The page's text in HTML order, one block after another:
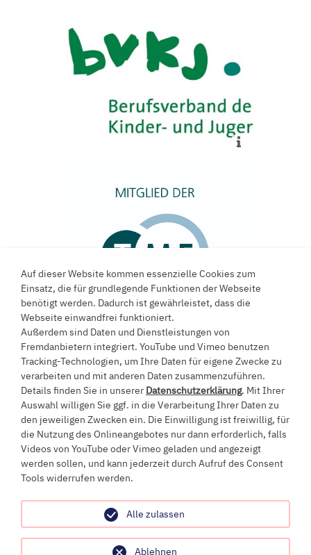
Der Inhalt der App wird evaluiert
durch den klinischen Beirat des
BVKJ e.V.
mehr
Dachverband TMF e.V.
mehr
Ein Projekt an der
Universität Witten/Herdecke
Alfred-Herrhausen-Straße 50
58448 Witten
+49 (0)2302 / 926-0
Impressum
Auf dieser Website kommen essenzielle Cookies zum
Einsatz, die für grundlegende Funktionen der Webseite
benötigt werden. Dadurch ist gewährleistet, dass die
Webseite einwandfrei funktioniert.
Außerdem sind Daten und Dienstleistungen von
Fremdanbietern integriert. YouTube und Vimeo benutzen
Tracking-Technologien, um Ihre Daten für eigene Zwecke zu
verarbeiten und mit anderen Daten zusammenzuführen.
Details finden Sie in unserer Datenschutzerklärung. Mit Ihrer
Auswahl willigen Sie ggf. in die Verarbeitung Ihrer Daten zu
den jeweiligen Zwecken ein. Die Einwilligung ist freiwillig, für
die Nutzung des Onlineangebotes nur dann erforderlich, falls
Videos von YouTube oder Vimeo geladen und angezeigt
werden sollen, und kann jederzeit durch Aufruf des Consent
Tools widerrufen werden.
Ablehnen
Alle zulassen